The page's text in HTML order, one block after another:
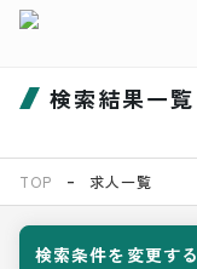
検索結果一覧
TOP 求人一覧
検索条件を変更する